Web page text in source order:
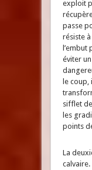
exploit
passe
résiste à
éviter
le coup,
sifflet
les
points
La
calvaire.